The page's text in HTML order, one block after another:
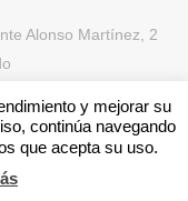
Alonso Martínez, 2
Bajo - 33011 Oviedo
Aviso Legal
y mejorar su
continúa navegando
que acepta su uso.